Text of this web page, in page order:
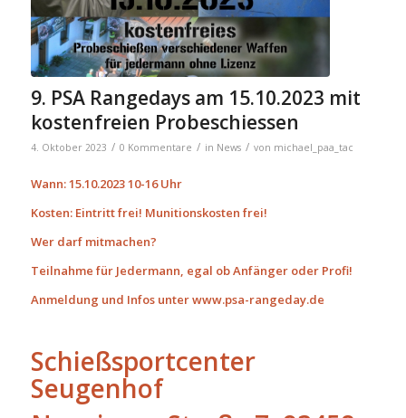
9. PSA Rangedays am 15.10.2023 mit
kostenfreien Probeschiessen
4. Oktober 2023 / 0 Kommentare / in News / von michael_paa_tac
Wann: 15.10.202310-16 Uhr
Kosten: Eintritt frei! Munitionskosten frei!
Wer darf mitmachen?
Teilnahme für Jedermann, egal ob Anfänger oder Profi!
Anmeldung und Infos unterwww.psa-rangeday.de
Schießsportcenter
Seugenhof